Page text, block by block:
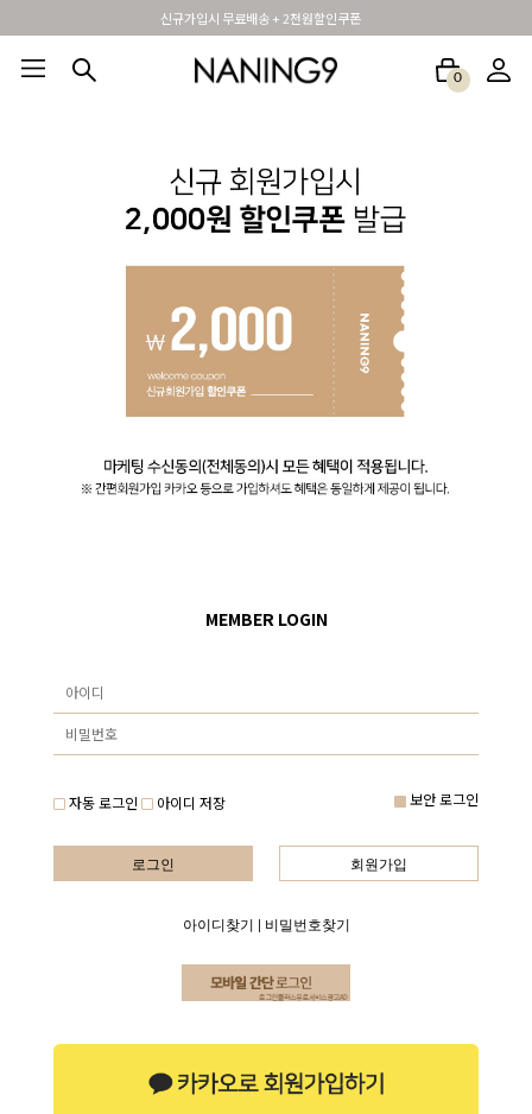
신규가입시 무료배송 + 2천원할인쿠폰
0
MEMBER LOGIN
자동 로그인 아이디 저장 보안 로그인
로그인 회원가입
아이디찾기 비밀번호찾기